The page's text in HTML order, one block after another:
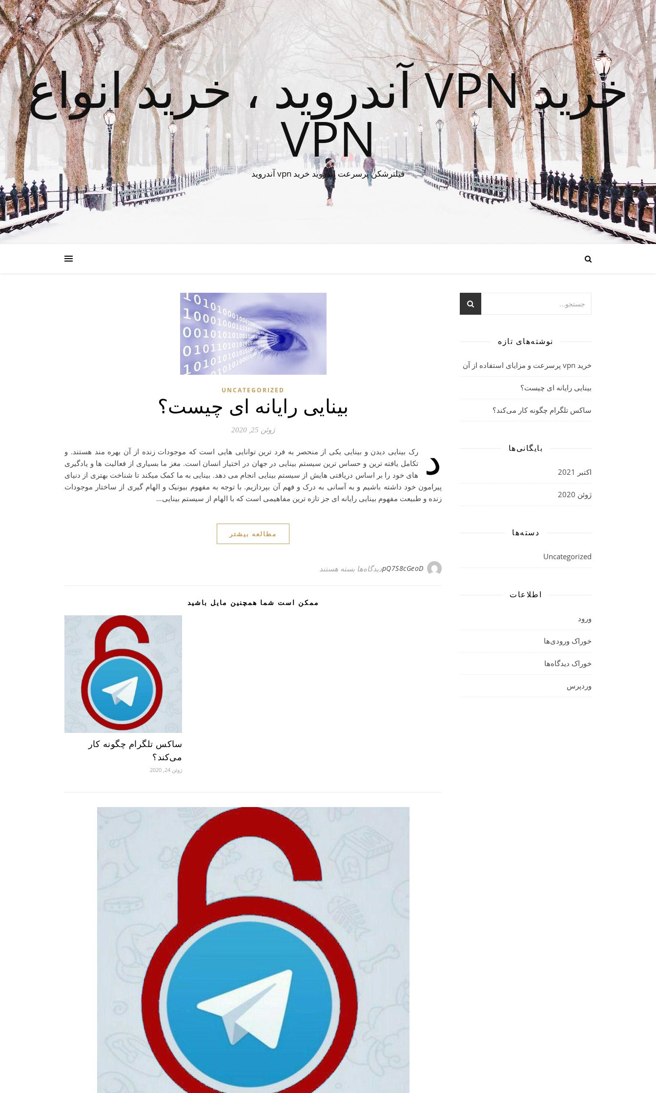
خرید VPN آندروید ، خرید انواع
VPN
فیلترشکن پرسرعت اندروید خرید vpn آندروید
UNCATEGORIZED
بینایی رایانه ای چیست؟
ژوئن 25, 2020
د
رک بینایی دیدن و بینایی یکی از منحصر به فرد ترین توانایی هایی است که موجودات زنده از آن بهره مند هستند. و
تکامل یافته ترین و حساس ترین سیستم بینایی در جهان در اختیار انسان است. مغز ما بسیاری از فعالیت ها و یادگیری
های خود را بر اساس دریافتی هایش از سیستم بینایی انجام می دهد. بینایی به ما کمک میکند تا شناخت بهتری از دنیای
پیرامون خود داشته باشیم و به آسانی به درک و فهم آن بپردازیم. با توجه به مفهوم بیونیک و الهام گیری از ساختار موجودات
زنده و طبیعت مفهوم بینایی رایانه ای جز تازه ترین مفاهیمی است که با الهام از سیستم بینایی…
مطالعه بیشتر
pQ7S8cGeoDدیدگاه‌هابرای بینایی رایانه ای چیست؟
بسته هستند
ممکن است شما همچنین مایل باشید
ساکس تلگرام چگونه کار
می‌کند؟
ژوئن 24, 2020
نوشته‌های تازه
خرید vpn پرسرعت و مزایای استفاده از آن
بینایی رایانه ای چیست؟
ساکس تلگرام چگونه کار می‌کند؟
بایگانی‌ها
اکتبر 2021
ژوئن 2020
دسته‌ها
Uncategorized
اطلاعات
ورود
خوراک ورودی‌ها
خوراک دیدگاه‌ها
وردپرس